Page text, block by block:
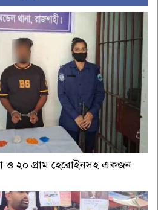
ও ২০ গ্রাম হেরোইনসহ একজন